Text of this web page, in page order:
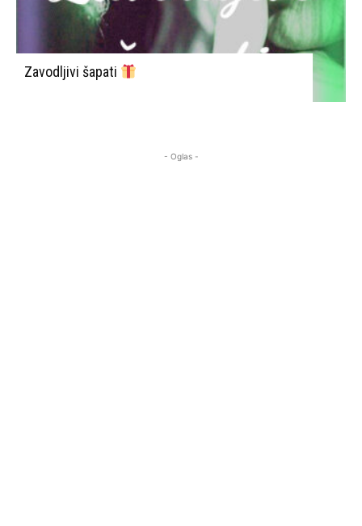
Zavodljivi šapati
- Oglas -